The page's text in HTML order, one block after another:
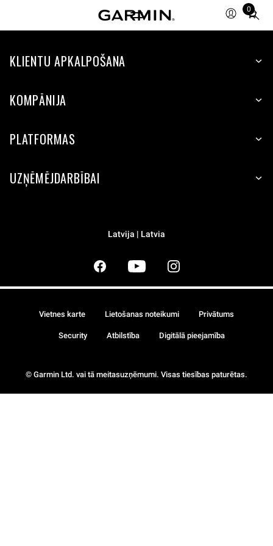
0
Total
items
cart:
KLIENTU APKALPOŠANA
KOMPĀNIJA
PLATFORMAS
UZŅĒMĒJDARBĪBAI
Latvija | Latvia
© Garmin Ltd. vai tā meitasuzņēmumi. Visas tiesības paturētas.
Vietnes karte Lietošanas noteikumi Privātums
Security Atbilstība Digitālā pieejamība